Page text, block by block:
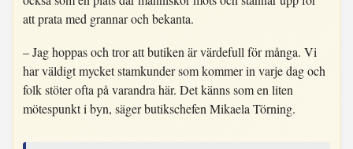
att prata med grannar och bekanta.
– Jag hoppas och tror att butiken är värdefull för många. Vi
har väldigt mycket stamkunder som kommer in varje dag och
folk stöter ofta på varandra här. Det känns som en liten
mötespunkt i byn, säger butikschefen Mikaela Törning.